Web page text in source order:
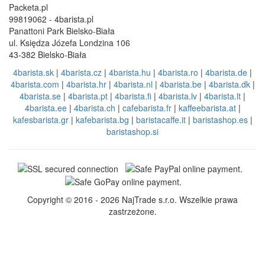
Packeta.pl
99819062 - 4barista.pl
Panattoni Park Bielsko-Biała
ul. Księdza Józefa Londzina 106
43-382 Bielsko-Biała
4barista.sk | 4barista.cz | 4barista.hu | 4barista.ro | 4barista.de |
4barista.com | 4barista.hr| 4barista.nl | 4barista.be| 4barista.dk|
4barista.se | 4barista.pt | 4barista.fi | 4barista.lv | 4barista.lt |
4barista.ee| 4barista.ch | cafebarista.fr| kaffeebarista.at|
kafesbarista.gr| kafebarista.bg | baristacaffe.it| baristashop.es|
baristashop.si
Copyright © 2016 - 2026 NajTrade s.r.o. Wszelkie prawa
zastrzeżone.